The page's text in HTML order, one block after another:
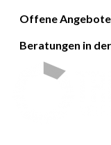
Offene
Beratungen in